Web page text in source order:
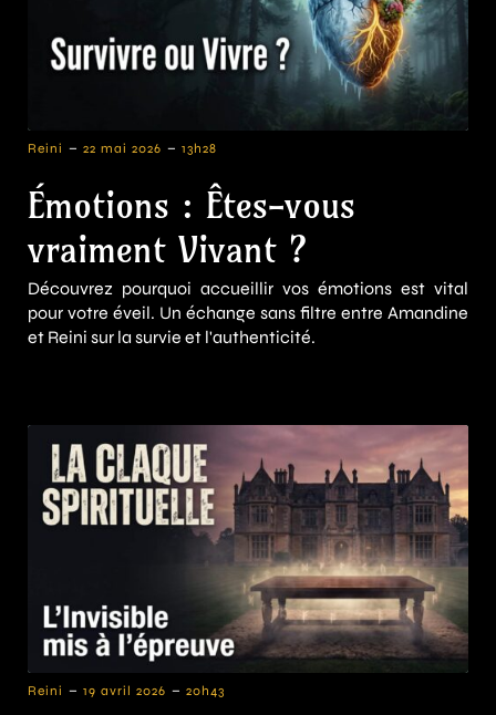
Reini - 22 mai 2026 - 13h28
Émotions : Êtes-vous
vraiment Vivant ?
Découvrez pourquoi accueillir vos émotions est vital
pour votre éveil. Un échange sans filtre entre Amandine
et Reini sur la survie et l'authenticité.
Reini - 19 avril 2026 - 20h43